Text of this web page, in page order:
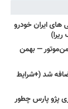
های ایران خودرو
— بهمن
شد (+شرایط
پژو پارس چطور